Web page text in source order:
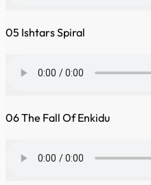
05 Ishtars Spiral
06 The Fall Of Enkidu